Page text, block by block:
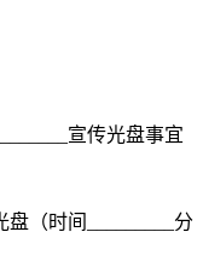
宣传光盘事宜
（时间_________分